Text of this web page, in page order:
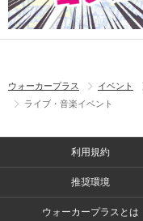
ウォーカープラス イベント
ライブ・音楽イベント
利用規約
推奨環境
ウォーカープラスとは